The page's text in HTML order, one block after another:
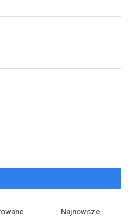
Najnowsze